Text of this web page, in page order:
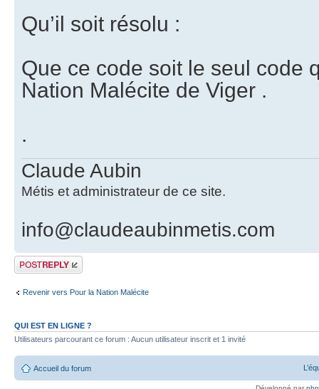
Qu’il soit résolu :
Que ce code soit le seul code
Nation Malécite de Viger .
.
Claude Aubin
Métis et administrateur de ce site.
info@claudeaubinmetis.com
Publier une
réponse
Revenir vers Pour la Nation Malécite
QUI EST EN LIGNE ?
Utilisateurs parcourant ce forum : Aucun utilisateur inscrit et 1 invité
Accueil du forum